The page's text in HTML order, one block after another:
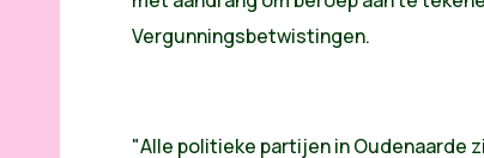
Vergunningsbetwistingen.
"Alle politieke partijen in Oudenaarde